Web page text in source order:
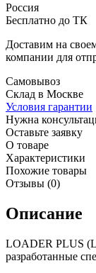
Россия
Бесплатно до ТК
Доставим на
компании для
Самовывоз
Склад в Москве
Условия гарантии
Нужна
Оставьте заявку
О товаре
Характеристики
Похожие товары
Отзывы (0)
Описание
LOADER PLUS
разработанные